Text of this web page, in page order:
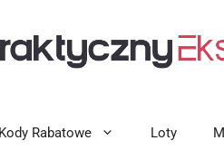
Kody Rabatowe Loty